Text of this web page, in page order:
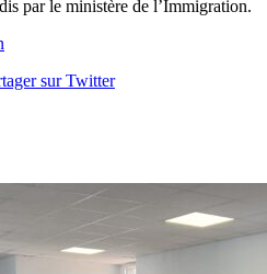
par le ministère de l’Immigration.